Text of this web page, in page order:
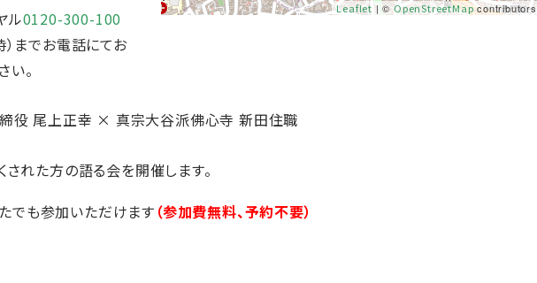
ル0120-300-100
）までお電話にてお
い。
Leaflet | © OpenStreetMapcontributors
役 尾上正幸 × 真宗大谷派佛心寺 新田住職
れた方の語る会を開催します。
でも参加いただけます （参加費無料、予約不要）